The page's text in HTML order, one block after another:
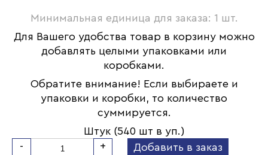
Минимальная единица для заказа: 1 шт.
Для Вашего удобства товар в корзину можно
добавлять целыми упаковками или
коробками.
Обратите внимание! Если выбираете и
упаковки и коробки, то количество
суммируется.
Штук (540 шт в уп.)
-
+ Добавить в заказ